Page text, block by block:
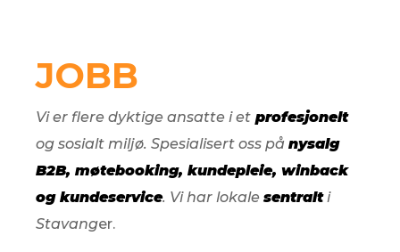
JOBB
Vi er flere dyktige ansatte i et profesjonelt
og sosialt miljø. Spesialisert oss på nysalg
B2B, møtebooking, kundepleie, winback
og kundeservice. Vi har lokale sentralti
Stavanger.